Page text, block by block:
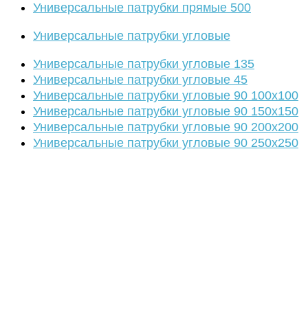
Универсальные патрубки прямые 500
Универсальные патрубки угловые
Универсальные патрубки угловые 135
Универсальные патрубки угловые 45
Универсальные патрубки угловые 90 100х100
Универсальные патрубки угловые 90 150х150
Универсальные патрубки угловые 90 200х200
Универсальные патрубки угловые 90 250х250